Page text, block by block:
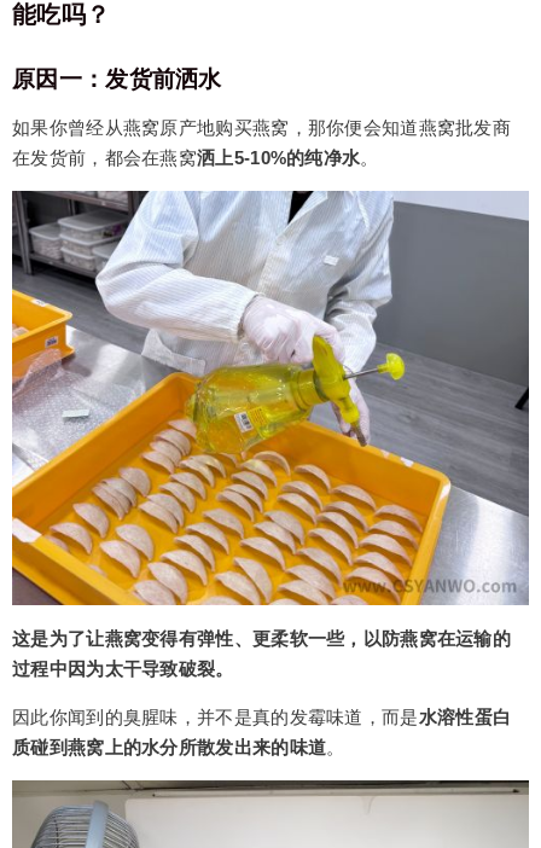
能吃吗？
原因一：发货前洒水
如果你曾经从燕窝原产地购买燕窝，那你便会知道燕窝批发商
在发货前，都会在燕窝洒上5-10%的纯净水。
这是为了让燕窝变得有弹性、更柔软一些，以防燕窝在运输的
过程中因为太干导致破裂。
因此你闻到的臭腥味，并不是真的发霉味道，而是水溶性蛋白
质碰到燕窝上的水分所散发出来的味道。